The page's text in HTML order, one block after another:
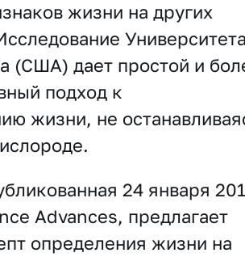
жизни на других
(США) дает простой и
подход к
жизни, не
24 января
Advances, предлагает
определения жизни на